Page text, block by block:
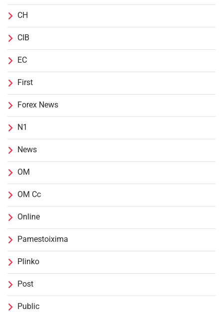
CH
CIB
EC
First
Forex News
N1
News
OM
OM Cc
Online
Pamestoixima
Plinko
Post
Public